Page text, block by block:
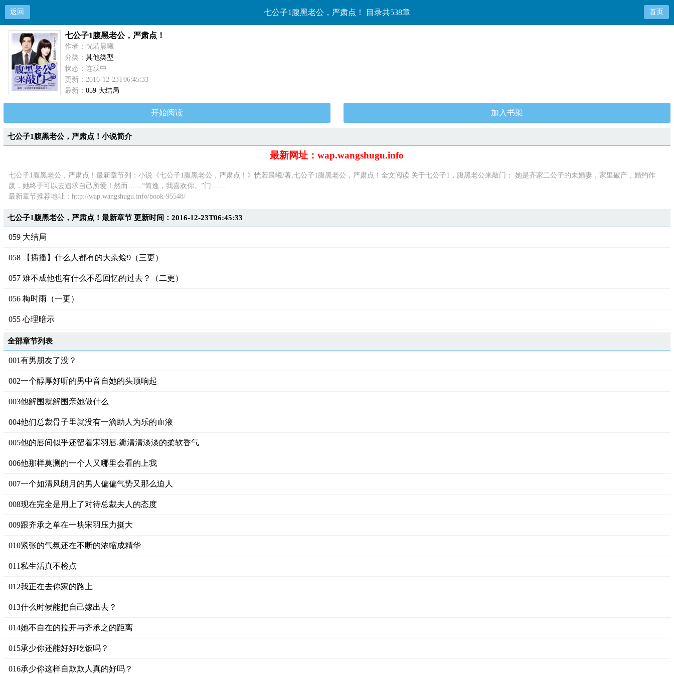
返回 七公子1腹黑老公，严肃点！ 目录共538章 首页
七公子1腹黑老公，严肃点！
作者：恍若晨曦
分类： 其他类型
状态：连载中
更新：2016-12-23T06:45:33
最新： 059 大结局
开始阅读 加入书架
七公子1腹黑老公，严肃点！小说简介
最新网址：wap.wangshugu.info
七公子1腹黑老公，严肃点！最新章节列：小说《七公子1腹黑老公，严肃点！》恍若晨曦/著,七公子1腹黑老公，严肃点！全文阅读 关于七公子1，腹黑老公来敲门： 她是齐家二公子的未婚妻，家里破产，婚约作
废，她终于可以去追求自己所爱！然而……“简逸，我喜欢你。”门... ...
最新章节推荐地址： http://wap.wangshugu.info/book-95548/
七公子1腹黑老公，严肃点！最新章节 更新时间：2016-12-23T06:45:33
059 大结局
058 【插播】什么人都有的大杂烩9（三更）
057 难不成他也有什么不忍回忆的过去？（二更）
056 梅时雨（一更）
055 心理暗示
全部章节列表
001有男朋友了没？
002一个醇厚好听的男中音自她的头顶响起
003他解围就解围亲她做什么
004他们总裁骨子里就没有一滴助人为乐的血液
005他的唇间似乎还留着宋羽唇.瓣清清淡淡的柔软香气
006他那样莫测的一个人又哪里会看的上我
007一个如清风朗月的男人偏偏气势又那么迫人
008现在完全是用上了对待总裁夫人的态度
009跟齐承之单在一块宋羽压力挺大
010紧张的气氛还在不断的浓缩成精华
011私生活真不检点
012我正在去你家的路上
013什么时候能把自己嫁出去？
014她不自在的拉开与齐承之的距离
015承少你还能好好吃饭吗？
016承少你这样自欺欺人真的好吗？